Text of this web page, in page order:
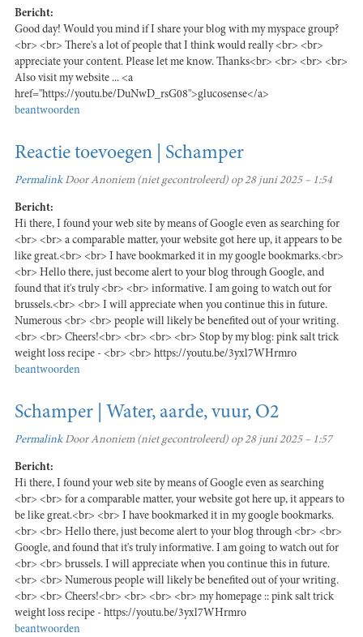
Bericht:
Good day! Would you mind if I share your blog with my myspace group?
<br> <br> There's a lot of people that I think would really <br> <br>
appreciate your content. Please let me know. Thanks<br> <br> <br> <br>
Also visit my website ... <a
href="https://youtu.be/DuNwD_rsG08">glucosense</a>
beantwoorden
Reactie toevoegen | Schamper
PermalinkDoorAnoniem (niet gecontroleerd) op 28 juni 2025 – 1:54
Bericht:
Hi there, I found your web site by means of Google even as searching for
<br> <br> a comparable matter, your website got here up, it appears to be
like great.<br> <br> I have bookmarked it in my google bookmarks.<br>
<br> Hello there, just become alert to your blog through Google, and
found that it's truly <br> <br> informative. I am going to watch out for
brussels.<br> <br> I will appreciate when you continue this in future.
Numerous <br> <br> people will likely be benefited out of your writing.
<br> <br> Cheers!<br> <br> <br> <br> Stop by my blog: pink salt trick
weight loss recipe - <br> <br> https://youtu.be/3yxl7WHrmro
beantwoorden
Schamper | Water, aarde, vuur, O2
PermalinkDoorAnoniem (niet gecontroleerd) op 28 juni 2025 – 1:57
Bericht:
Hi there, I found your web site by means of Google even as searching
<br> <br> for a comparable matter, your website got here up, it appears to
be like great.<br> <br> I have bookmarked it in my google bookmarks.
<br> <br> Hello there, just become alert to your blog through <br> <br>
Google, and found that it's truly informative. I am going to watch out for
<br> <br> brussels. I will appreciate when you continue this in future.
<br> <br> Numerous people will likely be benefited out of your writing.
<br> <br> Cheers!<br> <br> <br> <br> my homepage :: pink salt trick
weight loss recipe - https://youtu.be/3yxl7WHrmro
beantwoorden